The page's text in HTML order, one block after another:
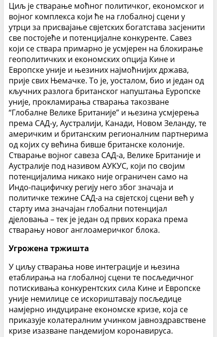
Циљ је стварање моћног политичког, економског и
војног комплекса који ће на глобалној сцени у
утрци за присвајање свјетских богатстава засјенити
све постојеће и потенцијалне конкуренте. Савез
који се ствара примарно је усмјерен на блокирање
геополитичких и економских опција Кине и
Европске уније и њезиних најмоћнијих држава,
прије свих Њемачке. То је, уосталом, био и један од
кључних разлога британског напуштања Еуропске
уније, прокламирања стварања такозване
“Глобалне Велике Британије” и њезина усмјерења
према САД-у, Аустралији, Канади, Новом Зеланду, те
америчким и британским регионалним партнерима
од којих су већина бивше британске колоније.
Стварање војног савеза САД-а, Велике Британије и
Аустралије под називом АУКУС, који по својим
потенцијалима никако није ограничен само на
Индо-пацифичку регију него због значаја и
политичке тежине САД-а на свјетској сцени већ у
старту има значајан глобални потенцијал
дјеловања – тек је један од првих корака према
стварању новог англоамеричког блока.
Угрожена тржишта
У циљу стварања нове интеграције и њезина
етаблирања на глобалној сцени те посљедичног
потискивања конкурентских сила Кине и Европске
уније немилице се искориштавају посљедице
намјерно индуциране економске кризе, која се
приказује колатералним учинком јавноздравствене
кризе изазване пандемијом коронавируса.